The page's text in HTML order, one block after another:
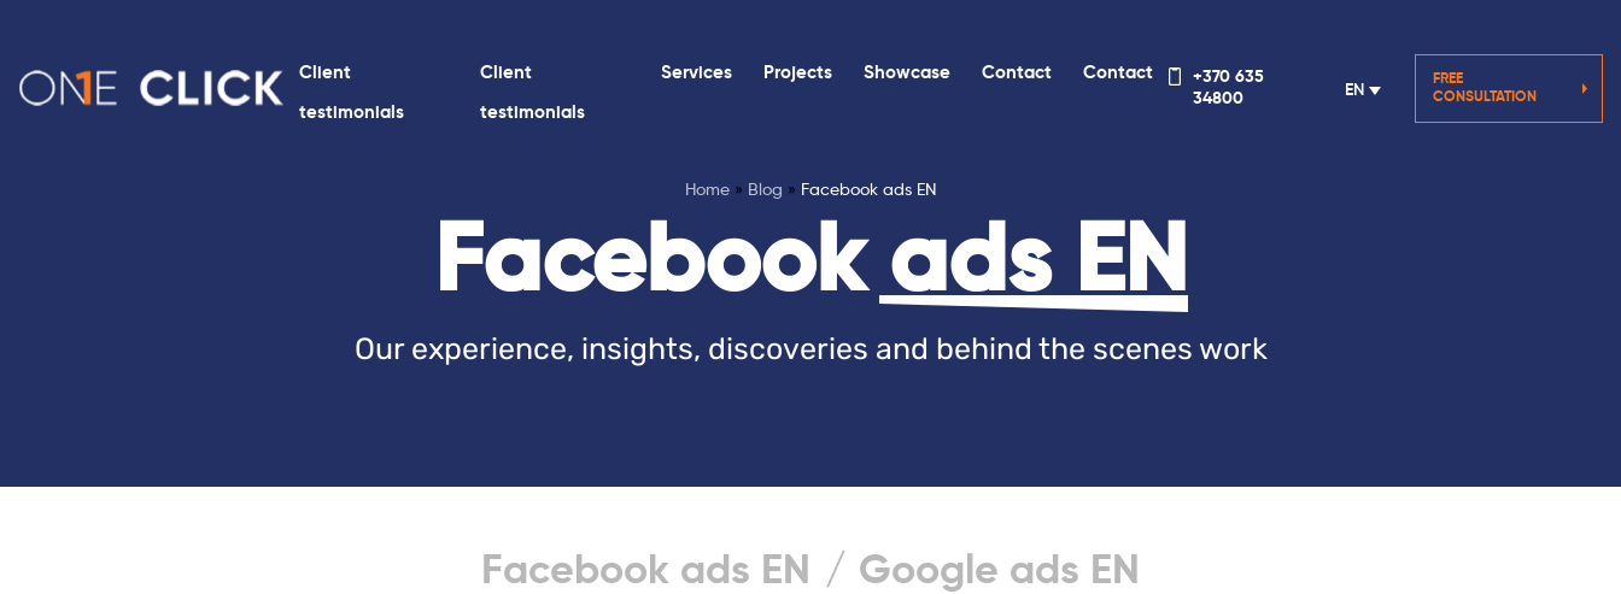
Client
testimonials
Client
testimonials
Services Projects Showcase Contact Contact
+370 635
34800
EN
FREE
CONSULTATION
Home » Blog » Facebook ads EN
Facebook ads EN
Our experience, insights, discoveries and behind the scenes work
Facebook ads EN Google ads EN